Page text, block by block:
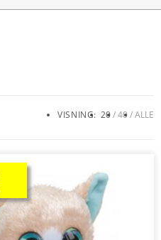
VISNING: 20 40 ALLE